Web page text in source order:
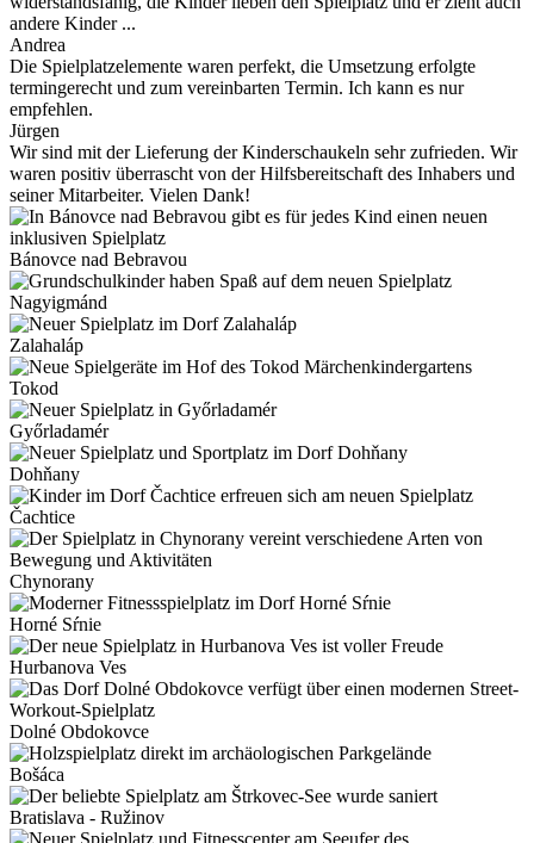
andere Kinder ...
Andrea
Die Spielplatzelemente waren perfekt, die Umsetzung erfolgte
termingerecht und zum vereinbarten Termin. Ich kann es nur
empfehlen.
Jürgen
Wir sind mit der Lieferung der Kinderschaukeln sehr zufrieden. Wir
waren positiv überrascht von der Hilfsbereitschaft des Inhabers und
seiner Mitarbeiter. Vielen Dank!
Bánovce nad Bebravou
Nagyigmánd
Zalahaláp
Tokod
Győrladamér
Dohňany
Čachtice
Chynorany
Horné Sŕnie
Hurbanova Ves
Dolné Obdokovce
Bošáca
Bratislava - Ružinov